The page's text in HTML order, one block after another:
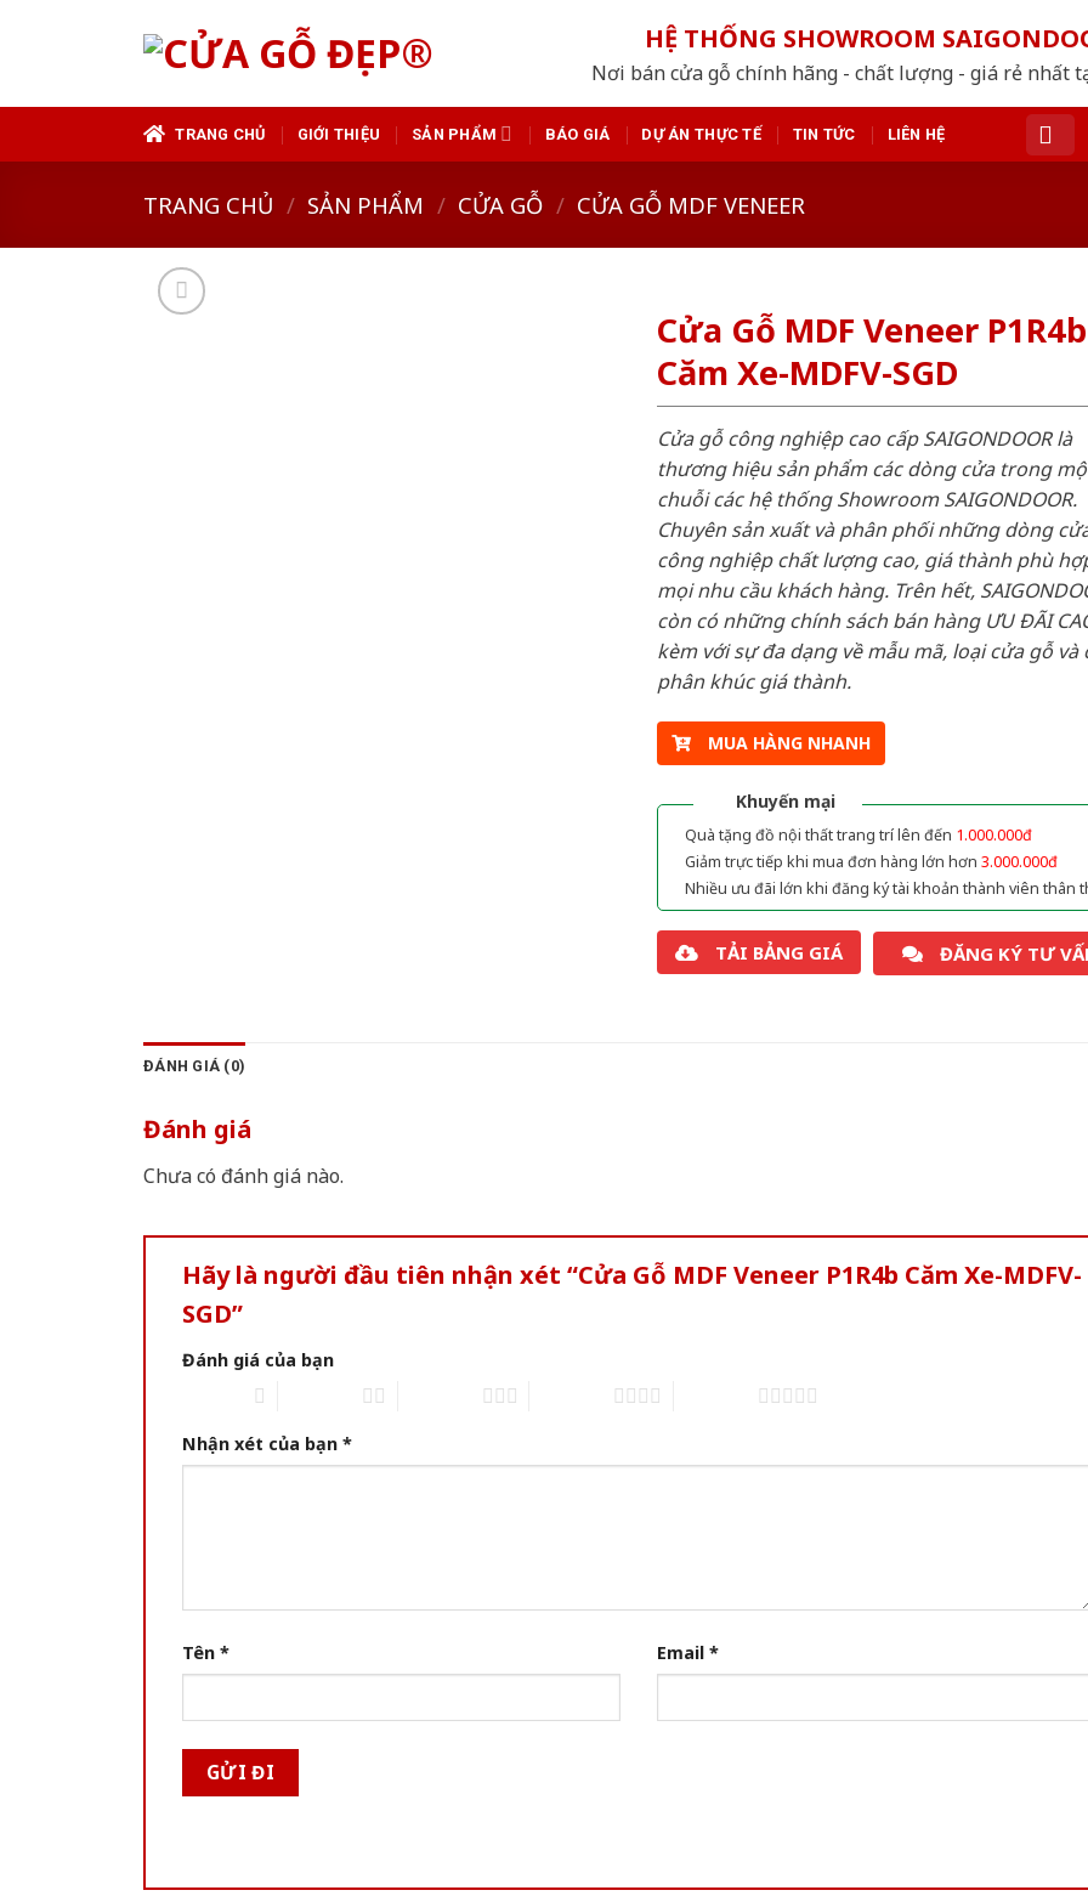
HỆ THỐNG SHOWROOM
Nơi bán cửa gỗ chính hãng - chất lượng - giá rẻ nhất
TRANG CHỦ GIỚI THIỆU SẢN PHẨM BÁO GIÁ DỰ ÁN THỰC TẾ TIN TỨC LIÊN HỆ
TRANG CHỦ / SẢN PHẨM / CỬA GỖ / CỬA GỖ MDF VENEER
Cửa Gỗ MDF Veneer P1R4b
Căm Xe-MDFV-SGD
Cửa gỗ công nghiệp cao cấp SAIGONDOOR là
thương hiệu sản phẩm các dòng cửa trong
chuỗi các hệ thống Showroom SAIGONDOOR.
Chuyên sản xuất và phân phối những dòng
công nghiệp chất lượng cao, giá thành phù
mọi nhu cầu khách hàng. Trên hết,
còn có những chính sách bán hàng ƯU ĐÃI
kèm với sự đa dạng về mẫu mã, loại cửa gỗ và
phân khúc giá thành.
MUA HÀNG NHANH
Khuyến mại
Quà tặng đồ nội thất trang trí lên đến 1.000.000đ
Giảm trực tiếp khi mua đơn hàng lớn hơn 3.000.000đ
Nhiều ưu đãi lớn khi đăng ký tài khoản thành viên thân
TẢI BẢNG GIÁ ĐĂNG KÝ TƯ
ĐÁNH GIÁ (0)
Đánh giá
Chưa có đánh giá nào.
Hãy là người đầu tiên nhận xét “Cửa Gỗ MDF Veneer P1R4b Căm Xe-MDFV-
SGD”
Đánh giá của bạn
Nhận xét của bạn *
Tên * Email *